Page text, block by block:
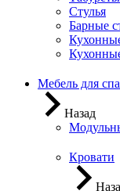
Стулья
Барные
Мебель для
Назад
Кровати